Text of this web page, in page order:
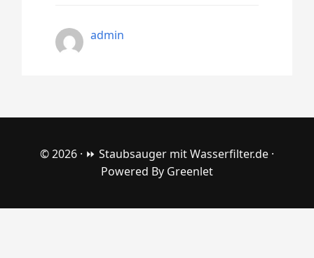
admin
© 2026 · ⏩ Staubsauger mit Wasserfilter.de ·
Powered By Greenlet